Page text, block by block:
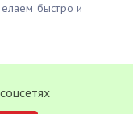
быстро и